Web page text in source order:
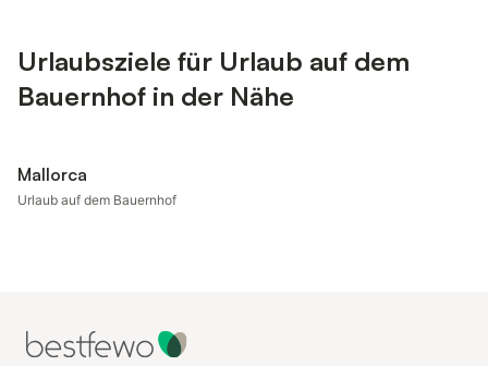
Urlaubsziele für Urlaub auf dem
Bauernhof in der Nähe
Mallorca
Urlaub auf dem Bauernhof